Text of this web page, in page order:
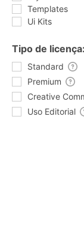
Templates
Ui Kits
Tipo de licença:
Standard
Premium
Creative
Uso Editorial